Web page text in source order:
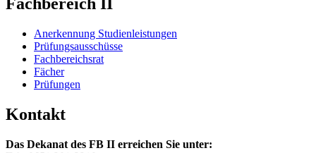
Anerkennung Studienleistungen
Prüfungsausschüsse
Fachbereichsrat
Fächer
Prüfungen
Kontakt
Das Dekanat des FB II erreichen Sie unter: